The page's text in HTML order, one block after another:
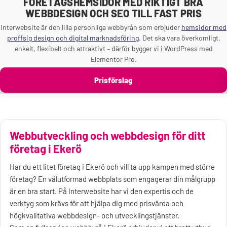
WEBBDESIGN OCH SEO TILL FAST PRIS
Interwebsite är den lilla personliga webbyrån som erbjuder hemsidor med
proffsig design och digital marknadsföring. Det ska vara överkomligt,
enkelt, flexibelt och attraktivt – därför bygger vi i WordPress med
Elementor Pro.
Prisförslag
Webbutveckling och webbdesign för ditt
företag i Ekerö
Har du ett litet företag i Ekerö och vill ta upp kampen med större
företag? En välutformad webbplats som engagerar din målgrupp
är en bra start. På Interwebsite har vi den expertis och de
verktyg som krävs för att hjälpa dig med prisvärda och
högkvalitativa webbdesign- och utvecklingstjänster.